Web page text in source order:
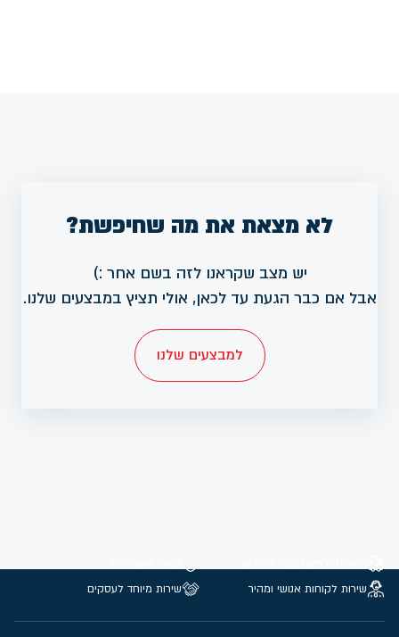
לא מצאת את מה שחיפשת?
יש מצב שקראנו לזה בשם אחר :)
אבל אם כבר הגעת עד לכאן, אולי תציץ במבצעים שלנו.
למבצעים שלנו
שירות לקוחות אנושי ומהיר
שירות מיוחד לעסקים